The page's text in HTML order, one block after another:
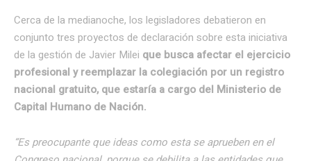
Cerca de la medianoche, los legisladores debatieron en
conjunto tres proyectos de declaración sobre esta iniciativa
de la gestión de Javier Milei que busca afectar el ejercicio
profesional y reemplazar la colegiación por un registro
nacional gratuito, que estaría a cargo del Ministerio de
Capital Humano de Nación.
“Es preocupante que ideas como esta se aprueben en el